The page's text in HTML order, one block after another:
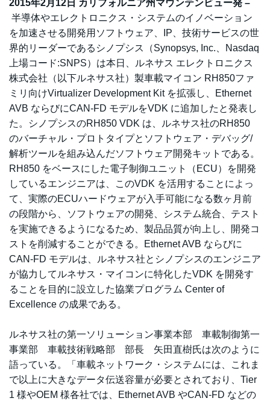
2015年2月12日 カリフォルニア州マウンテンビュー発 –
半導体やエレクトロニクス・システムのイノベーション
を加速させる開発用ソフトウェア、IP、技術サービスの世
界的リーダーであるシノプシス（Synopsys, Inc.、Nasdaq
上場コード:SNPS）は本日、ルネサス エレクトロニクス
株式会社（以下ルネサス社）製車載マイコン RH850ファ
ミリ向けVirtualizer Development Kit を拡張し、Ethernet
AVB ならびにCAN-FD モデルをVDK に追加したと発表し
た。シノプシスのRH850 VDK は、ルネサス社のRH850
のバーチャル・プロトタイプとソフトウェア・デバッグ/
解析ツールを組み込んだソフトウェア開発キットである。
RH850 をベースにした電子制御ユニット（ECU）を開発
しているエンジニアは、このVDK を活用することによっ
て、実際のECUハードウェアが入手可能になる数ヶ月前
の段階から、ソフトウェアの開発、システム統合、テスト
を実施できるようになるため、製品品質が向上し、開発コ
ストを削減することができる。Ethernet AVB ならびに
CAN-FD モデルは、ルネサス社とシノプシスのエンジニア
が協力してルネサス・マイコンに特化したVDK を開発す
ることを目的に設立した協業プログラム Center of
Excellence の成果である。
ルネサス社の第一ソリューション事業本部 車載制御第一
事業部 車載技術戦略部 部長 矢田直樹氏は次のように
語っている。「車載ネットワーク・システムには、これま
で以上に大きなデータ伝送容量が必要とされており、Tier
1 様やOEM 様各社では、Ethernet AVB やCAN-FD などの